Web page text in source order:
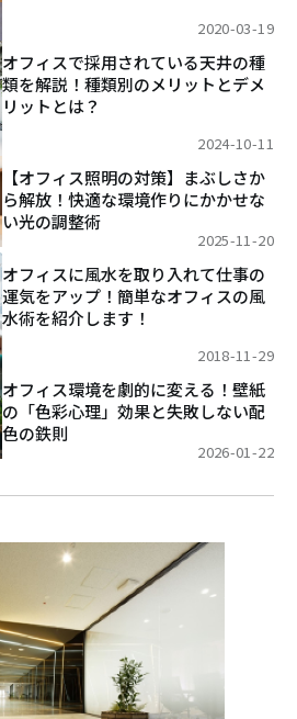
2020-03-19
オフィスで採用されている天井の種
類を解説！種類別のメリットとデメ
リットとは？
2024-10-11
【オフィス照明の対策】まぶしさか
ら解放！快適な環境作りにかかせな
い光の調整術
2025-11-20
オフィスに風水を取り入れて仕事の
運気をアップ！簡単なオフィスの風
水術を紹介します！
2018-11-29
オフィス環境を劇的に変える！壁紙
の「色彩心理」効果と失敗しない配
色の鉄則
2026-01-22